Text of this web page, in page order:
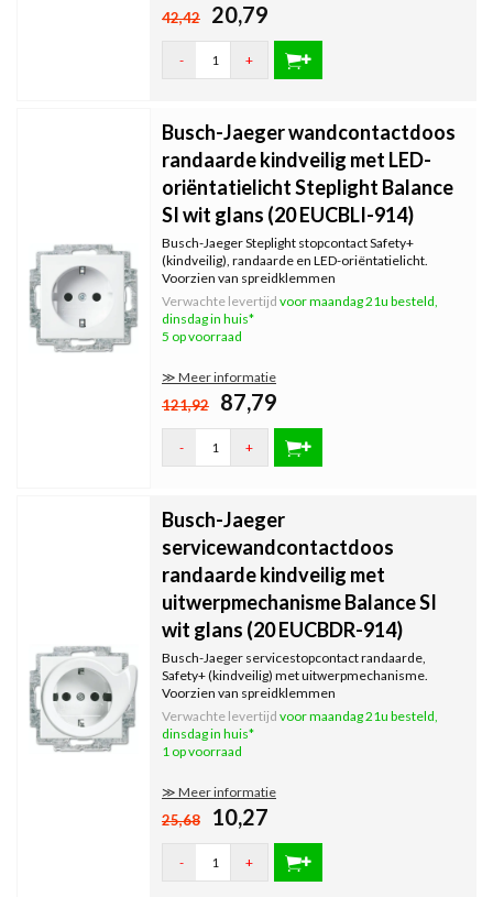
42,42 20,79
- +
Busch-Jaeger wandcontactdoos
randaarde kindveilig met LED-
oriëntatielicht Steplight Balance
SI wit glans (20 EUCBLI-914)
Busch-Jaeger Steplight stopcontact Safety+
(kindveilig), randaarde en LED-oriëntatielicht.
Voorzien van spreidklemmen
(bevestigingsklauwtjes). Bedrading bevestigen met
steekklemmen. Incl. binnenwerk, excl. afdekraam.
Serie: Balance SI, kleur: wit glans.
Verwachte levertijd voor maandag 21u besteld,
dinsdag in huis*
5 op voorraad
≫ Meer informatie
121,92 87,79
- +
Busch-Jaeger
servicewandcontactdoos
randaarde kindveilig met
uitwerpmechanisme Balance SI
wit glans (20 EUCBDR-914)
Busch-Jaeger servicestopcontact randaarde,
Safety+ (kindveilig) met uitwerpmechanisme.
Voorzien van spreidklemmen
(bevestigingsklauwtjes). Bedrading bevestigen met
steekklemmen. Incl. binnenwerk, excl. afdekraam.
Serie: Balance SI, kleur: wit glans.
Verwachte levertijd voor maandag 21u besteld,
dinsdag in huis*
1 op voorraad
≫ Meer informatie
25,68 10,27
- +